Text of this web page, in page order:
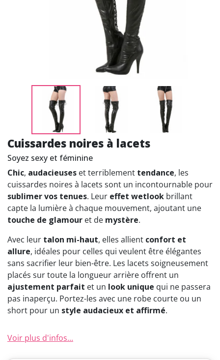
Cuissardes noires à lacets
Soyez sexy et féminine
Chic, audacieuses et terriblement tendance, les
cuissardes noires à lacets sont un incontournable pour
sublimer vos tenues. Leur effet wetlook brillant
capte la lumière à chaque mouvement, ajoutant une
touche de glamour et de mystère.
Avec leur talon mi-haut, elles allient confort et
allure, idéales pour celles qui veulent être élégantes
sans sacrifier leur bien-être. Les lacets soigneusement
placés sur toute la longueur arrière offrent un
ajustement parfait et un look unique qui ne passera
pas inaperçu. Portez-les avec une robe courte ou un
short pour un style audacieux et affirmé.
Voir plus d'infos...